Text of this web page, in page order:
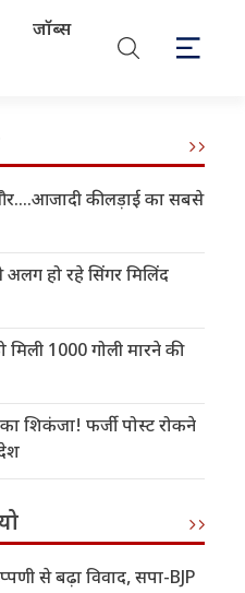
जॉब्स
की लड़ाई का सबसे
अलग हो रहे सिंगर मिलिंद
1000 गोली मारने की
शिकंजा! फर्जी पोस्ट रोकने
से बढ़ा विवाद, सपा-BJP